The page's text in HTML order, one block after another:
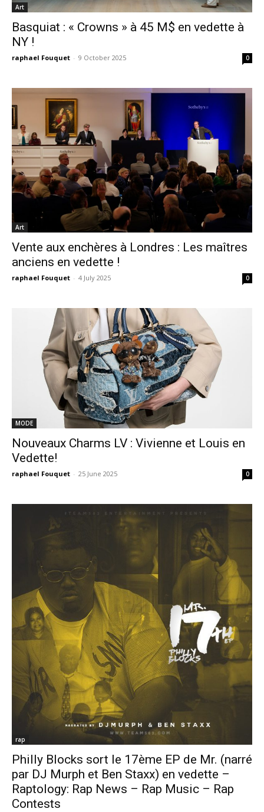
Art
Basquiat : « Crowns » à 45 M$ en vedette à
NY !
raphael Fouquet - 9 October 2025 0
Art
Vente aux enchères à Londres : Les maîtres
anciens en vedette !
raphael Fouquet - 4 July 2025 0
MODE
Nouveaux Charms LV : Vivienne et Louis en
Vedette!
raphael Fouquet - 25 June 2025 0
rap
Philly Blocks sort le 17ème EP de Mr. (narré
par DJ Murph et Ben Staxx) en vedette –
Raptology: Rap News – Rap Music – Rap
Contests